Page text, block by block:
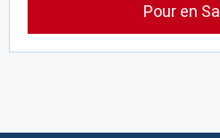
Pour en